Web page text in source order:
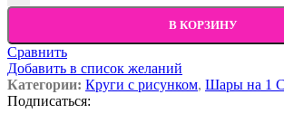
В КОРЗИНУ
Сравнить
Добавить в список желаний
Категории: Круги с рисунком, Шары на 1
Подписаться: